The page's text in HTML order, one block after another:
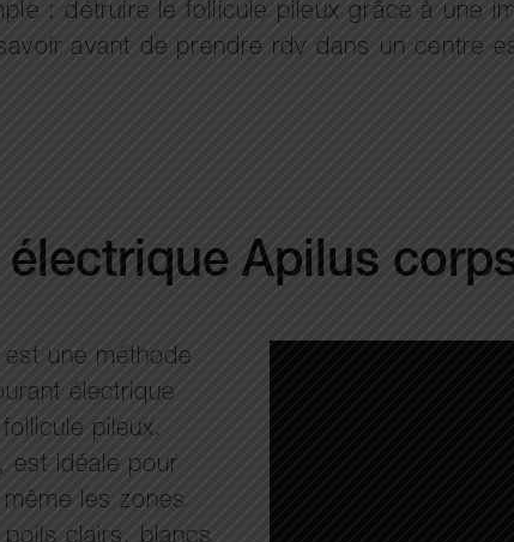
: détruire le follicule pileux grâce à une
avant de prendre rdv dans un centre
électrique Apilus
une méthode
électrique
pileux.
est idéale pour
les zones